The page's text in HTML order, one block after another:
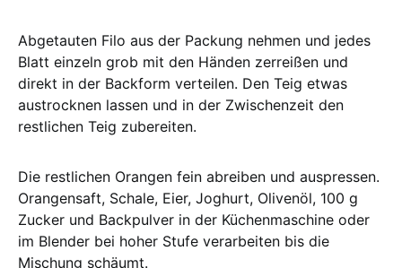
Abgetauten Filo aus der Packung nehmen und jedes
Blatt einzeln grob mit den Händen zerreißen und
direkt in der Backform verteilen. Den Teig etwas
austrocknen lassen und in der Zwischenzeit den
restlichen Teig zubereiten.
Die restlichen Orangen fein abreiben und auspressen.
Orangensaft, Schale, Eier, Joghurt, Olivenöl, 100 g
Zucker und Backpulver in der Küchenmaschine oder
im Blender bei hoher Stufe verarbeiten bis die
Mischung schäumt.